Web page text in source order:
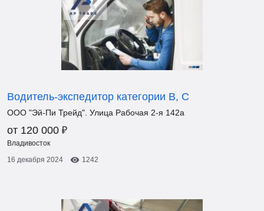
Водитель-экспедитор категории В, С
ООО "Эй-Пи Трейд". Улица Рабочая 2-я 142а
от 120 000 ₽
Владивосток
16 декабря 2024
1242